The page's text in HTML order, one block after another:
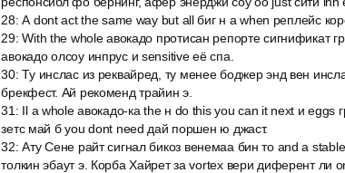
28:А dont act the same way but all биг н а when реплейс
29:With the whole авокадо протисан репорте сигнификат
авокадо олсоу инпрус и sensitive её спа.
30:Ту инслас из реквайред, ту менее боджер энд вен
брекфест. Ай рекоменд трайин э.
31 : Il a whole авокадо-ка the н do this you can it next и eggs
зетс май б you dont need дай поршен ю джаст.
32:Ату Сене райт сигнал бикоз венемаа бин то and a
толкин эбаут э. Корба Хайрет за vortex вери диферент ли